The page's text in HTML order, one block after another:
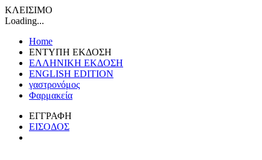
ΚΛΕΙΣΙΜΟ
Loading...
Home
ΕΝΤΥΠΗ ΕΚΔΟΣΗ
ΕΛΛΗΝΙΚΗ ΕΚΔΟΣΗ
ENGLISH EDITION
γαστρονόμος
Φαρμακεία
ΕΓΓΡΑΦΗ
ΕΙΣΟΔΟΣ